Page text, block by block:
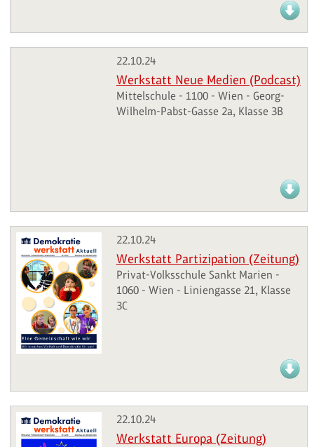
22.10.24
Werkstatt Neue Medien (Podcast)
Mittelschule - 1100 - Wien - Georg-
Wilhelm-Pabst-Gasse 2a, Klasse 3B
22.10.24
Werkstatt Partizipation (Zeitung)
Privat-Volksschule Sankt Marien -
1060 - Wien - Liniengasse 21, Klasse
3C
22.10.24
Werkstatt Europa (Zeitung)